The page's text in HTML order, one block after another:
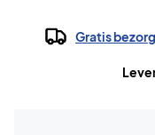
Gratis